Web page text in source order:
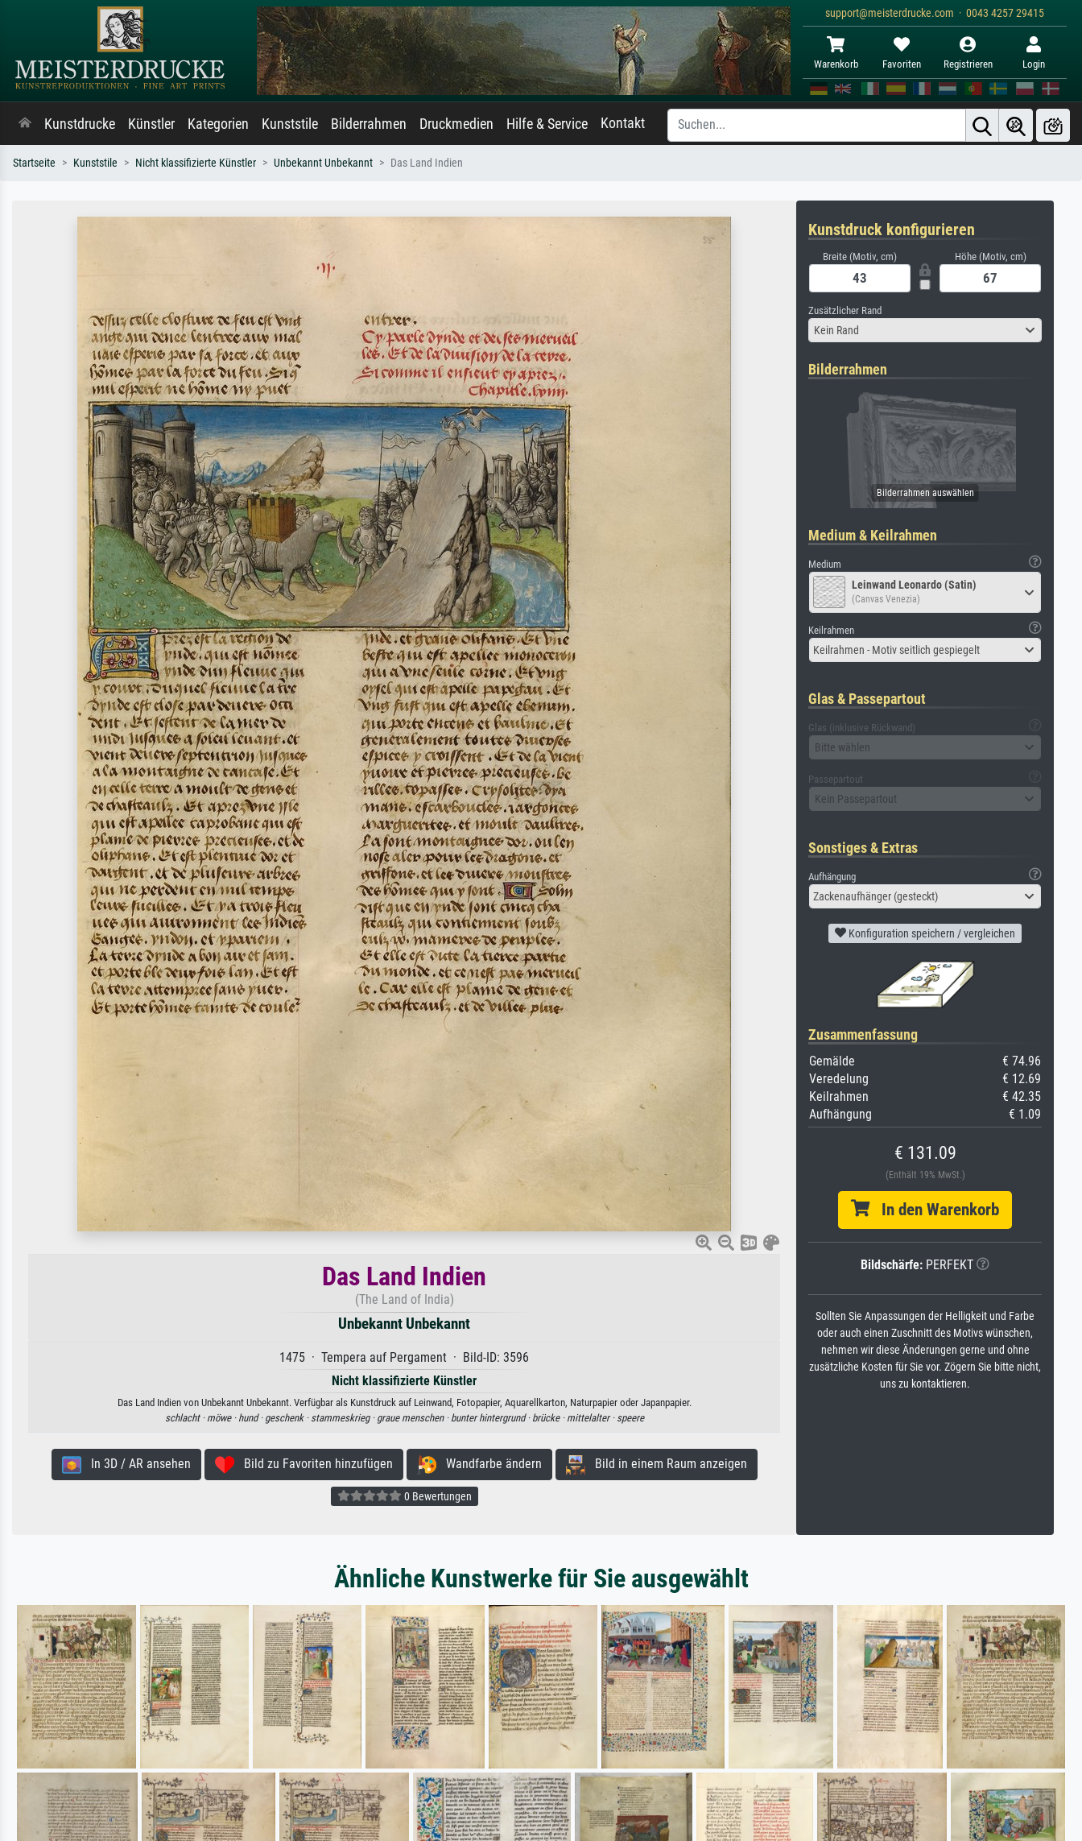
support@meisterdrucke.com · 0043 4257 29415
Warenkorb Favoriten Registrieren Login
Kunstdrucke Künstler Kategorien Kunststile Bilderrahmen Druckmedien Hilfe & Service Kontakt
Startseite Kunststile Nicht klassifizierte Künstler Unbekannt Unbekannt Das Land Indien
Das Land Indien
(The Land of India)
Unbekannt Unbekannt
1475 · Tempera auf Pergament · Bild-ID: 3596
Nicht klassifizierte Künstler
Das Land Indien von Unbekannt Unbekannt. Verfügbar als Kunstdruck auf Leinwand, Fotopapier, Aquarellkarton, Naturpapier oder Japanpapier.
schlacht · möwe · hund · geschenk · stammeskrieg · graue menschen · bunter hintergrund · brücke · mittelalter · speere
In 3D / AR ansehen Bild zu Favoriten hinzufügen Wandfarbe ändern Bild in einem Raum anzeigen
0 Bewertungen
Kunstdruck konfigurieren
Breite (Motiv, cm) Höhe (Motiv, cm)
Zusätzlicher Rand
Kein Rand
Bilderrahmen
Medium & Keilrahmen
Medium
Leinwand Leonardo (Satin)
(Canvas Venezia)
Keilrahmen
Keilrahmen - Motiv seitlich gespiegelt
Glas & Passepartout
Glas (inklusive Rückwand)
Bitte wählen
Passepartout
Kein Passepartout
Sonstiges & Extras
Aufhängung
Zackenaufhänger (gesteckt)
Konfiguration speichern / vergleichen
Zusammenfassung
Gemälde
€ 74.96
Veredelung
€ 12.69
Keilrahmen
€ 42.35
Aufhängung
€ 1.09
€ 131.09
(Enthält 19% MwSt.)
In den Warenkorb
Bildschärfe: PERFEKT
Sollten Sie Anpassungen der Helligkeit und Farbe
oder auch einen Zuschnitt des Motivs wünschen,
nehmen wir diese Änderungen gerne und ohne
zusätzliche Kosten für Sie vor. Zögern Sie bitte nicht,
uns zu kontaktieren.
Ähnliche Kunstwerke für Sie ausgewählt